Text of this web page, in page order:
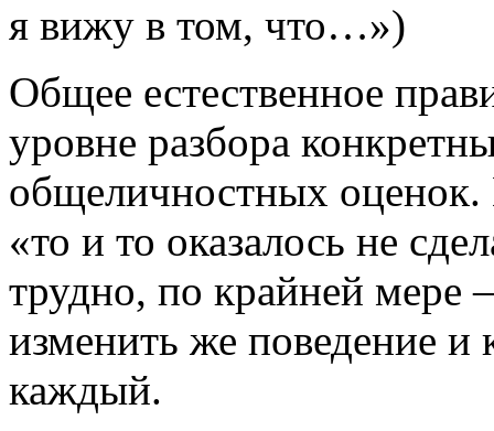
я вижу в том, что…»)
Общее естественное
уровне разбора
общеличностных оценок.
«то и то оказалось не
трудно, по крайней мере
изменить же поведение и
каждый.